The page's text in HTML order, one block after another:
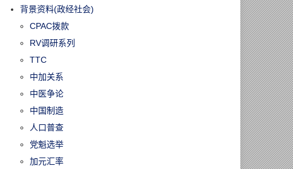
背景资料(政经社会)
CPAC拨款
RV调研系列
TTC
中加关系
中医争论
中国制造
人口普查
党魁选举
加元汇率